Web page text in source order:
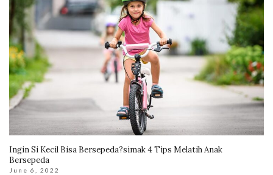
Ingin Si Kecil Bisa Bersepeda?simak 4 Tips Melatih Anak
Bersepeda
June 6, 2022